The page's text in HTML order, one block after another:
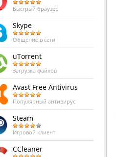
Быстрый браузер
Skype
Общение в сети
uTorrent
Загрузка файлов
Avast Free Antivirus
Популярный антивирус
Steam
Игровой клиент
CCleaner